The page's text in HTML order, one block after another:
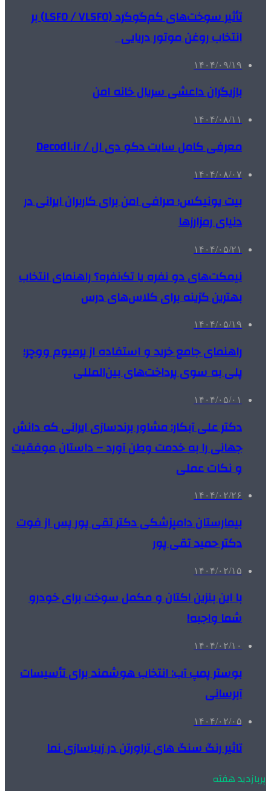
تأثیر سوخت‌های کم‌گوگرد (LSFO / VLSFO) بر
انتخاب روغن موتور دریایی
۱۴۰۴/۰۹/۱۹
بازیگران داعشی سریال خانه امن
۱۴۰۴/۰۸/۱۱
معرفی کامل سایت دکو دی ال / Decodl.ir
۱۴۰۴/۰۸/۰۷
بیت یونیکس؛ صرافی امن برای کاربران ایرانی در
دنیای رمزارزها
۱۴۰۴/۰۵/۲۱
نیمکت‌های دو نفره یا تک‌نفره؟ راهنمای انتخاب
بهترین گزینه برای کلاس‌های درس
۱۴۰۴/۰۵/۱۹
راهنمای جامع خرید و استفاده از پرمیوم ووچر؛
پلی به سوی پرداخت‌های بین‌المللی
۱۴۰۴/۰۵/۰۱
دکتر علی آبکار: مشاور برندسازی ایرانی که دانش
جهانی را به خدمت وطن آورد – داستان موفقیت
و نکات عملی
۱۴۰۴/۰۲/۲۶
بیمارستان دامپزشکی دکتر تقی پور پس از فوت
دکتر حمید تقی پور
۱۴۰۴/۰۲/۱۵
با این بنزین اکتان و مکمل سوخت برای خودرو
شما واجبه!
۱۴۰۴/۰۲/۱۰
بوستر پمپ آب: انتخاب هوشمند برای تأسیسات
آبرسانی
۱۴۰۴/۰۲/۰۵
تاثیر رنگ سنگ های تراورتن در زیباسازی نما
پربازدید هفته